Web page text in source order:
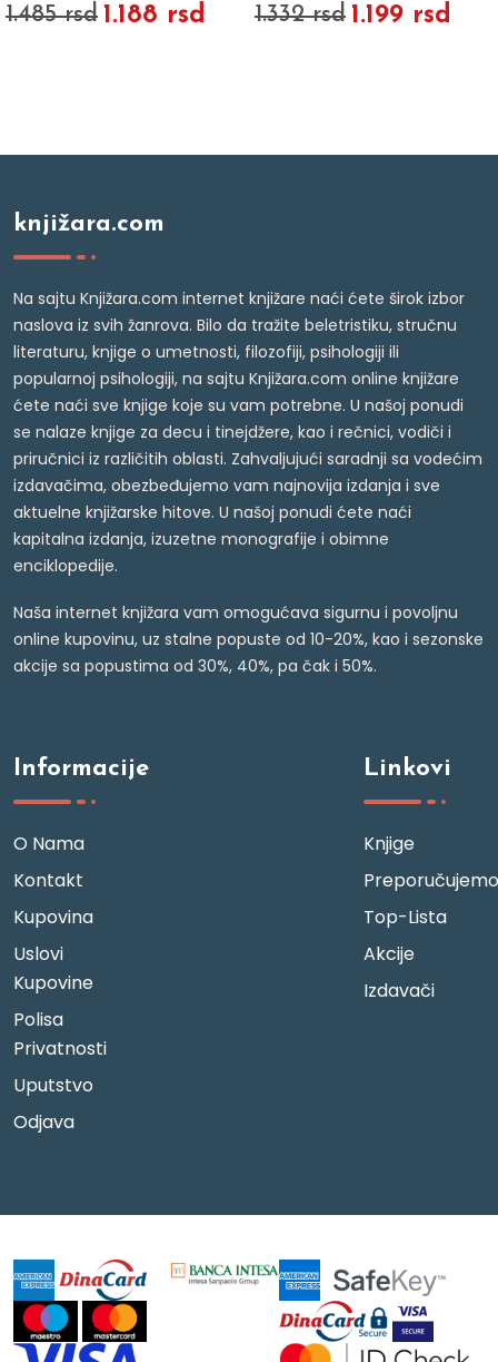
1.485 rsd 1.188 rsd 1.332 rsd 1.199 rsd
knjižara.com
Na sajtu Knjižara.com internet knjižare naći ćete širok izbor
naslova iz svih žanrova. Bilo da tražite beletristiku, stručnu
literaturu, knjige o umetnosti, filozofiji, psihologiji ili
popularnoj psihologiji, na sajtu Knjižara.com online knjižare
ćete naći sve knjige koje su vam potrebne. U našoj ponudi
se nalaze knjige za decu i tinejdžere, kao i rečnici, vodiči i
priručnici iz različitih oblasti. Zahvaljujući saradnji sa vodećim
izdavačima, obezbeđujemo vam najnovija izdanja i sve
aktuelne knjižarske hitove. U našoj ponudi ćete naći
kapitalna izdanja, izuzetne monografije i obimne
enciklopedije.
Naša internet knjižara vam omogućava sigurnu i povoljnu
online kupovinu, uz stalne popuste od 10-20%, kao i sezonske
akcije sa popustima od 30%, 40%, pa čak i 50%.
Informacije
O Nama
Kontakt
Kupovina
Uslovi
Kupovine
Polisa
Privatnosti
Uputstvo
Odjava
Linkovi
Knjige
Preporučujemo
Top-Lista
Akcije
Izdavači